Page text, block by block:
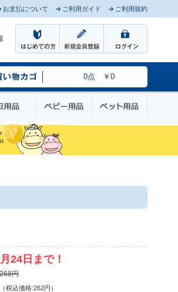
お支払について ご利用ガイド ご利用規約
0点 ￥0
ア 日用品 ベビー用品 ペット用品
24日まで！
円
（税込価格:262円）